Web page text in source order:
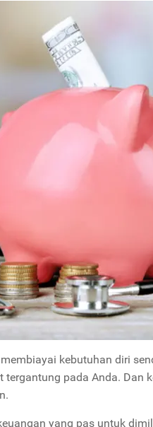
kebutuhan diri
tergantung pada Anda. Dan
yang pas untuk